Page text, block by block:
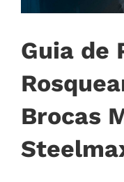
Guia de
Brocas